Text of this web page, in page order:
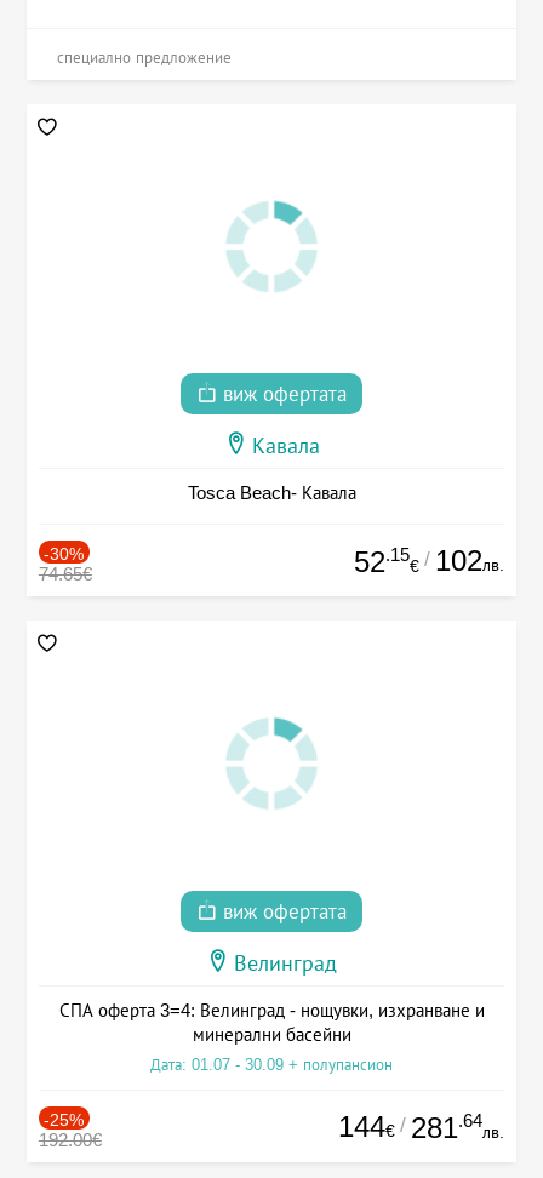
специално предложение
виж офертата
Кавала
Tosca Beach- Кавала
-30%
74.65€ 52.15
€ / 102лв.
виж офертата
Велинград
СПА оферта 3=4: Велинград - нощувки, изхранване и
минерални басейни
Дата: 01.07 - 30.09 + полупансион
-25%
192.00€ 144€ / 281.64
лв.